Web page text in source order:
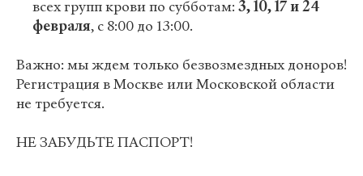
всех групп крови по субботам: 3, 10, 17 и 24
февраля, с 8:00 до 13:00.
Важно: мы ждем только безвозмездных доноров!
Регистрация в Москве или Московской области
не требуется.
НЕ ЗАБУДЬТЕ ПАСПОРТ!